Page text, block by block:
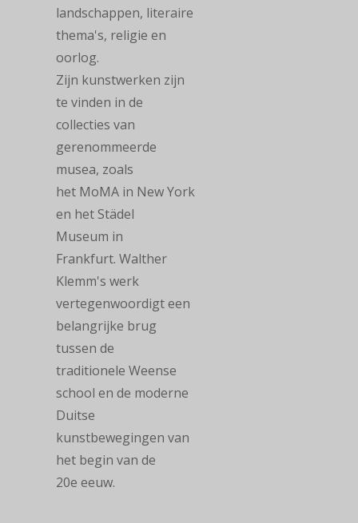
landschappen, literaire
thema's, religie en
oorlog.
Zijn kunstwerken zijn
te vinden in de
collecties van
gerenommeerde
musea, zoals
het MoMA in New York
en het Städel
Museum in
Frankfurt. Walther
Klemm's werk
vertegenwoordigt een
belangrijke brug
tussen de
traditionele Weense
school en de moderne
Duitse
kunstbewegingen van
het begin van de
20e eeuw.